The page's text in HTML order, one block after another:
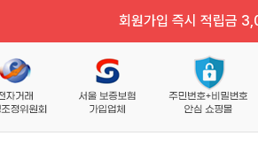
회원가입 즉시 적립금